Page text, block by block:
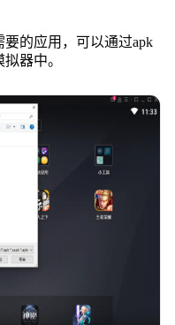
的应用，可以通过apk
器中。